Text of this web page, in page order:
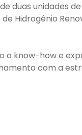
duas unidades
Hidrogénio
o know-how e
com a